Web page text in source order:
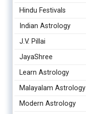
Hindu Festivals
Indian Astrology
J.V. Pillai
JayaShree
Learn Astrology
Malayalam Astrology
Modern Astrology